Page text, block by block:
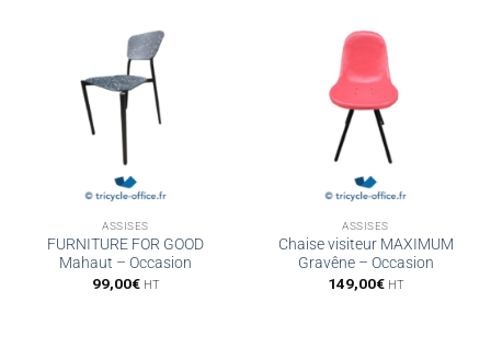
ASSISES
FURNITURE FOR GOOD
Mahaut – Occasion
99,00€ HT
ASSISES
Chaise visiteur MAXIMUM
Gravêne – Occasion
149,00€ HT